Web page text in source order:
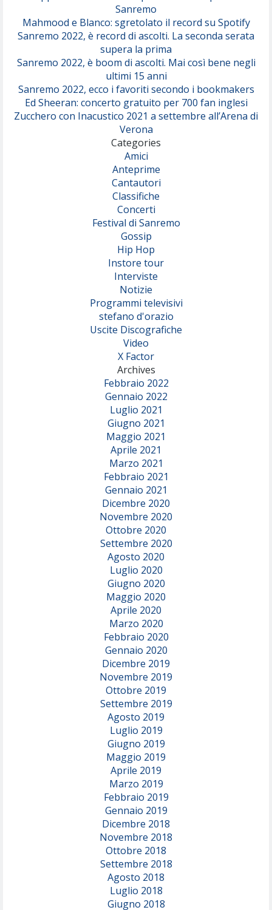
Sanremo
Mahmood e Blanco: sgretolato il record su Spotify
Sanremo 2022, è record di ascolti. La seconda serata
supera la prima
Sanremo 2022, è boom di ascolti. Mai così bene negli
ultimi 15 anni
Sanremo 2022, ecco i favoriti secondo i bookmakers
Ed Sheeran: concerto gratuito per 700 fan inglesi
Zucchero con Inacustico 2021 a settembre all’Arena di
Verona
Categories
Amici
Anteprime
Cantautori
Classifiche
Concerti
Festival di Sanremo
Gossip
Hip Hop
Instore tour
Interviste
Notizie
Programmi televisivi
stefano d'orazio
Uscite Discografiche
Video
X Factor
Archives
Febbraio 2022
Gennaio 2022
Luglio 2021
Giugno 2021
Maggio 2021
Aprile 2021
Marzo 2021
Febbraio 2021
Gennaio 2021
Dicembre 2020
Novembre 2020
Ottobre 2020
Settembre 2020
Agosto 2020
Luglio 2020
Giugno 2020
Maggio 2020
Aprile 2020
Marzo 2020
Febbraio 2020
Gennaio 2020
Dicembre 2019
Novembre 2019
Ottobre 2019
Settembre 2019
Agosto 2019
Luglio 2019
Giugno 2019
Maggio 2019
Aprile 2019
Marzo 2019
Febbraio 2019
Gennaio 2019
Dicembre 2018
Novembre 2018
Ottobre 2018
Settembre 2018
Agosto 2018
Luglio 2018
Giugno 2018